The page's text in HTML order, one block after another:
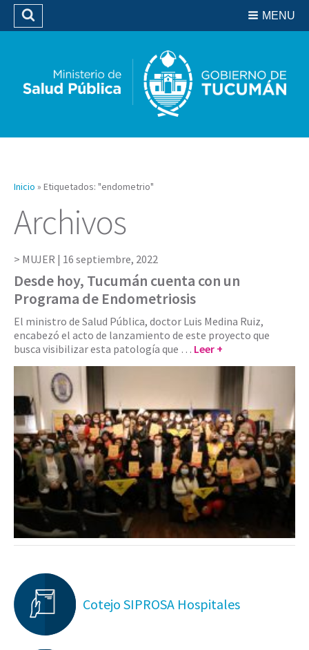
Biblioteca
MENU
Buscar
Inicio » Etiquetados: "endometrio"
Archivos
MUJER | 16 septiembre, 2022
Desde hoy, Tucumán cuenta con un
Programa de Endometriosis
El ministro de Salud Pública, doctor Luis Medina Ruiz,
encabezó el acto de lanzamiento de este proyecto que
busca visibilizar esta patología que … Leer +
Cotejo SIPROSA Hospitales